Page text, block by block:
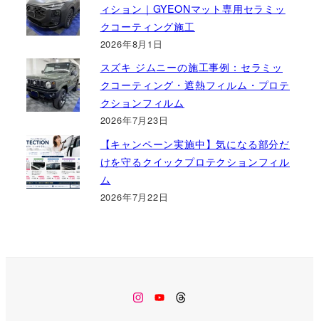
ィション｜GYEONマット専用セラミッ
クコーティング施工
2026年8月1日
スズキ ジムニーの施工事例：セラミッ
クコーティング・遮熱フィルム・プロテ
クションフィルム
2026年7月23日
【キャンペーン実施中】気になる部分だ
けを守るクイックプロテクションフィル
ム
2026年7月22日
Instagram
YoutubeThreads